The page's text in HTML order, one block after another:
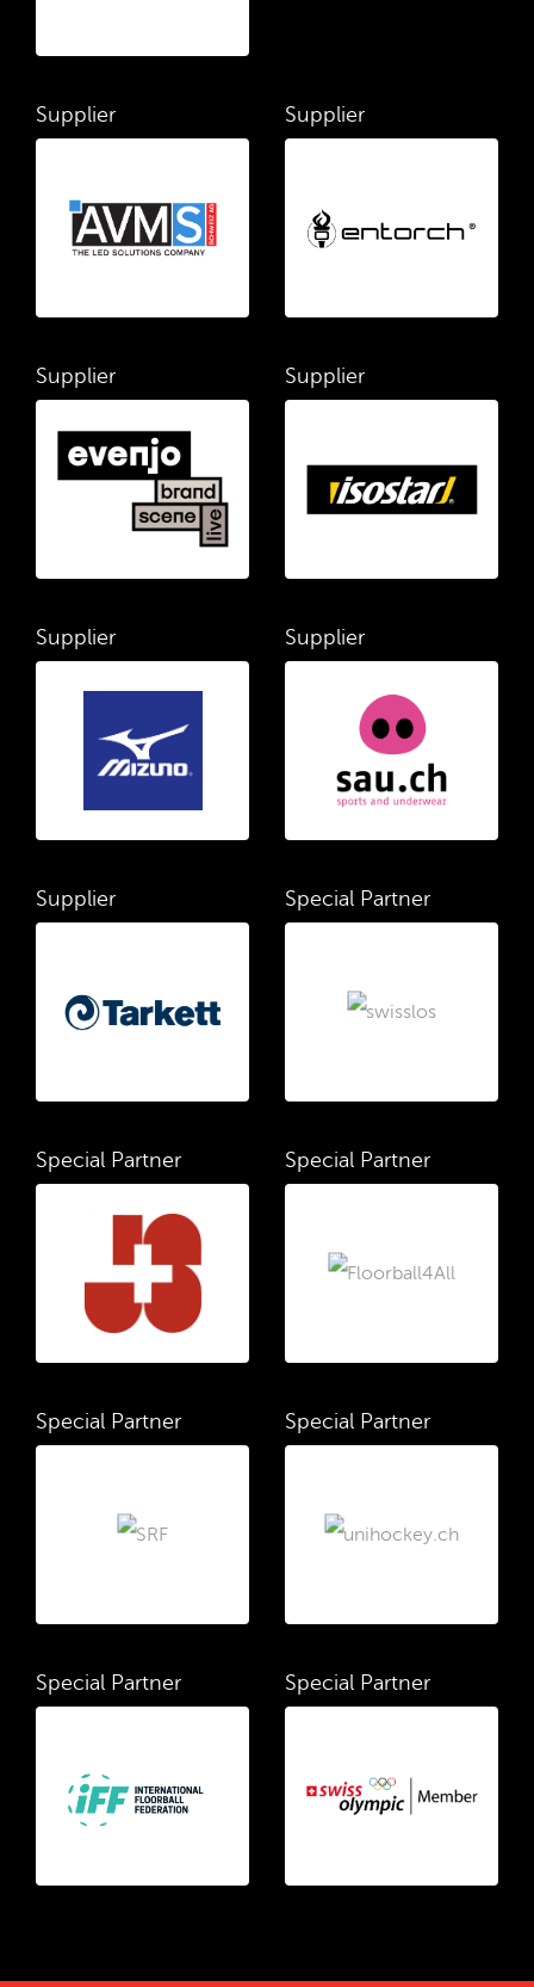
Supplier Supplier
Supplier Supplier
Supplier Supplier
Supplier Special Partner
Special Partner Special Partner
Special Partner Special Partner
Special Partner Special Partner